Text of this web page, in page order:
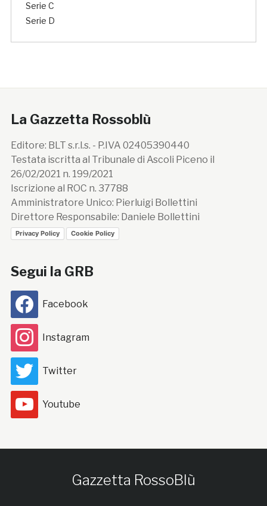
Serie C
Serie D
La Gazzetta Rossoblù
Editore: BLT s.r.l.s. - P.IVA 02405390440
Testata iscritta al Tribunale di Ascoli Piceno il
26/02/2021 n. 199/2021
Iscrizione al ROC n. 37788
Amministratore Unico: Pierluigi Bollettini
Direttore Responsabile: Daniele Bollettini
Privacy Policy Cookie Policy
Segui la GRB
Facebook
Instagram
Twitter
Youtube
Gazzetta RossoBlù